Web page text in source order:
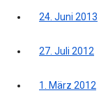
24. Juni 2013
27. Juli 2012
1. März 2012